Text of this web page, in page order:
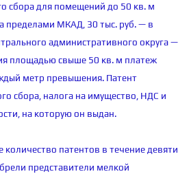
сбора для помещений до 50 кв. м
пределами МКАД, 30 тыс. руб. — в
административного округа —
площадью свыше 50 кв. м платеж
метр превышения. Патент
сбора, налога на имущество, НДС и
на которую он выдан.
патентов в течение девяти
представители мелкой